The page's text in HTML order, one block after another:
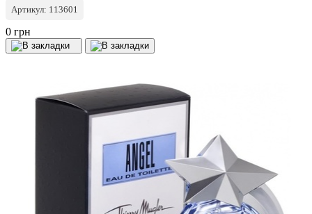
Артикул: 113601
0 грн